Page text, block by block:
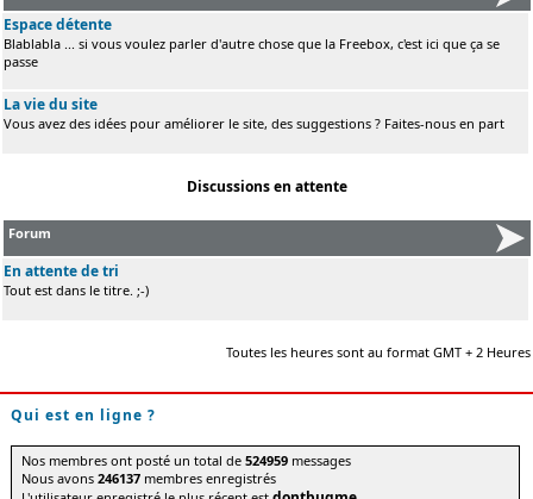
Espace détente
Blablabla ... si vous voulez parler d'autre chose que la Freebox, c'est ici que ça se
passe
La vie du site
Vous avez des idées pour améliorer le site, des suggestions ? Faites-nous en part
Discussions en attente
Forum
En attente de tri
Tout est dans le titre. ;-)
Toutes les heures sont au format GMT + 2 Heures
Qui est en ligne ?
Nos membres ont posté un total de524959 messages
Nous avons246137 membres enregistrés